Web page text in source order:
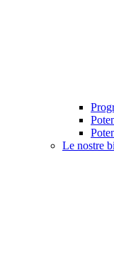
Le nostre